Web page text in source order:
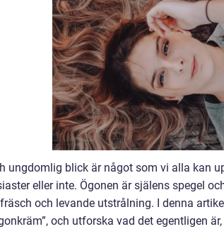
ungdomlig blick är något som vi alla kan
eller inte. Ögonen är själens spegel
och levande utstrålning. I denna
och utforska vad det egentligen